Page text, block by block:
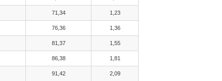
71,34 1,23
76,36 1,36
81,37 1,55
86,38 1,81
91,42 2,09